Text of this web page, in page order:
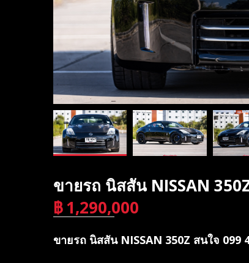
ขายรถ นิสสัน NISSAN
฿1,290,000
ขายรถ นิสสัน NISSAN 350Z สนใจ 099